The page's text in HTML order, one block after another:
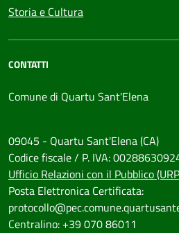
Storia e Cultura
CONTATTI
Comune di Quartu Sant'Elena
09045 - Quartu Sant'Elena (CA)
Codice fiscale / P. IVA:
Ufficio Relazioni con il Pubblico
Posta Elettronica Certificata:
Centralino: +39 070 86011